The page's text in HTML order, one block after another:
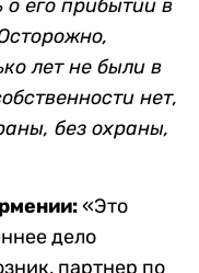
о его прибытии в
лет не были в
нет,
без охраны,
«Это
дело
партнер по